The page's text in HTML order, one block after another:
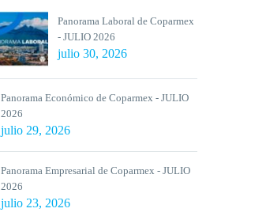
Panorama Laboral de Coparmex
- JULIO 2026
julio 30, 2026
Panorama Económico de Coparmex - JULIO
2026
julio 29, 2026
Panorama Empresarial de Coparmex - JULIO
2026
julio 23, 2026